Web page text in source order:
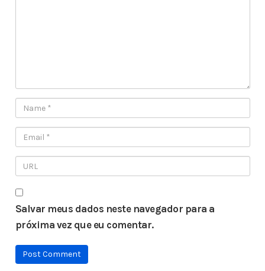
Salvar meus dados neste navegador para a
próxima vez que eu comentar.